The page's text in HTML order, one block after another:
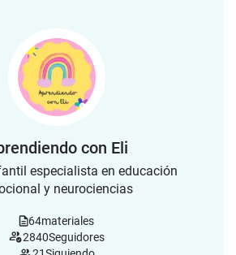
con Eli
especialista en educación
y neurociencias
64materiales
2840Seguidores